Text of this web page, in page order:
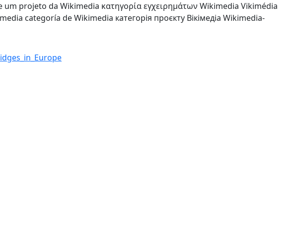
um projeto da Wikimedia κατηγορία εγχειρημάτων Wikimedia Vikimédia
categoría de Wikimedia категорія проєкту Вікімедіа Wikimedia-